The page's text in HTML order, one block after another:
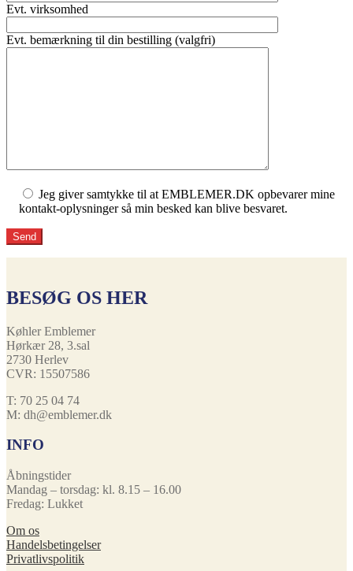
Evt. virksomhed
Evt. bemærkning til din bestilling (valgfri)
Jeg giver samtykke til at EMBLEMER.DK opbevarer mine
kontakt-oplysninger så min besked kan blive besvaret.
BESØG OS HER
Køhler Emblemer
Hørkær 28, 3.sal
2730 Herlev
CVR: 15507586
T: 70 25 04 74
M: dh@emblemer.dk
INFO
Åbningstider
Mandag – torsdag: kl. 8.15 – 16.00
Fredag: Lukket
Om os
Handelsbetingelser
Privatlivspolitik